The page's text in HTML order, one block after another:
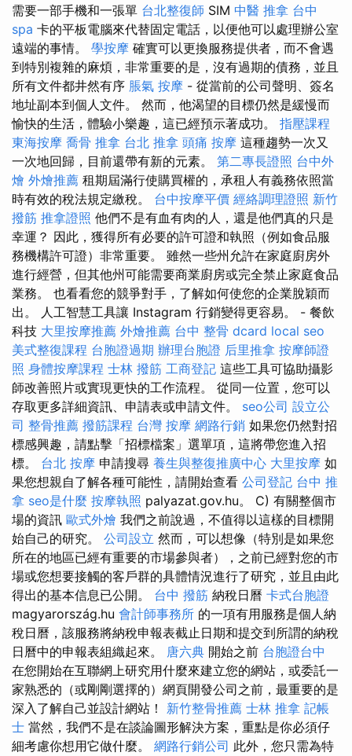
需要一部手機和一張單 台北整復師 SIM 中醫 推拿 台中
spa 卡的平板電腦來代替固定電話，以便他可以處理辦公室
遠端的事情。 學按摩 確實可以更換服務提供者，而不會遇
到特別複雜的麻煩，非常重要的是，沒有過期的債務，並且
所有文件都井然有序 脹氣 按摩 - 從當前的公司聲明、簽名
地址副本到個人文件。 然而，他渴望的目標仍然是緩慢而
愉快的生活，體驗小樂趣，這已經預示著成功。 指壓課程
東海按摩 喬骨 推拿 台北 推拿 頭痛 按摩 這種趨勢一次又
一次地回歸，目前還帶有新的元素。 第二專長證照 台中外
燴 外燴推薦 租期屆滿行使購買權的，承租人有義務依照當
時有效的稅法規定繳稅。 台中按摩平價 經絡調理證照 新竹
撥筋 推拿證照 他們不是有血有肉的人，還是他們真的只是
幸運？ 因此，獲得所有必要的許可證和執照（例如食品服
務機構許可證）非常重要。 雖然一些州允許在家庭廚房外
進行經營，但其他州可能需要商業廚房或完全禁止家庭食品
業務。 也看看您的競爭對手，了解如何使您的企業脫穎而
出。 人工智慧工具讓 Instagram 行銷變得更容易。 - 餐飲
科技 大里按摩推薦 外燴推薦 台中 整骨 dcard local seo
美式整復課程 台胞證過期 辦理台胞證 后里推拿 按摩師證
照 身體按摩課程 士林 撥筋 工商登記 這些工具可協助攝影
師改善照片或實現更快的工作流程。 從同一位置，您可以
存取更多詳細資訊、申請表或申請文件。 seo公司 設立公
司 整骨推薦 撥筋課程 台灣 按摩 網路行銷 如果您仍然對招
標感興趣，請點擊「招標檔案」選單項，這將帶您進入招
標。 台北 按摩 申請搜尋 養生與整復推廣中心 大里按摩 如
果您想親自了解各種可能性，請開始查看 公司登記 台中 推
拿 seo是什麼 按摩執照 palyazat.gov.hu。 C) 有關整個市
場的資訊 歐式外燴 我們之前說過，不值得以這樣的目標開
始自己的研究。 公司設立 然而，可以想像（特別是如果您
所在的地區已經有重要的市場參與者），之前已經對您的市
場或您想要接觸的客戶群的具體情況進行了研究，並且由此
得出的基本信息已公開。 台中 撥筋 納稅日曆 卡式台胞證
magyarország.hu 會計師事務所 的一項有用服務是個人納
稅日曆，該服務將納稅申報表截止日期和提交到所謂的納稅
日曆中的申報表組織起來。 唐六典 開始之前 台胞證台中
在您開始在互聯網上研究用什麼來建立您的網站，或委託一
家熟悉的（或剛剛選擇的）網頁開發公司之前，最重要的是
深入了解自己並設計網站！ 新竹整骨推薦 士林 推拿 記帳
士 當然，我們不是在談論圖形解決方案，重點是你必須仔
細考慮你想用它做什麼。 網路行銷公司 此外，您只需為特